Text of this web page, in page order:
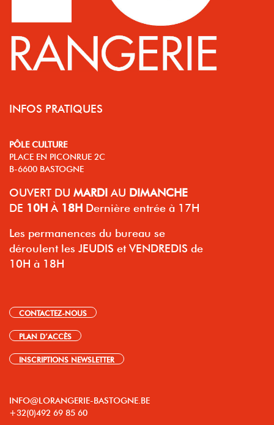
INFOS PRATIQUES
PÔLE CULTURE
PLACE EN PICONRUE 2C
B-6600 BASTOGNE
OUVERT DU MARDI AU DIMANCHE
DE 10H À 18H Dernière entrée à 17H
Les permanences du bureau se
déroulent les JEUDIS et VENDREDIS de
10H à 18H
CONTACTEZ-NOUS
PLAN D’ACCÈS
INSCRIPTIONS NEWSLETTER
INFO@LORANGERIE-BASTOGNE.BE
+32(0)492 69 85 60